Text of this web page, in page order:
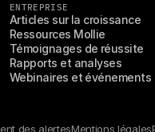
ENTREPRISE
Articles sur la croissance
Ressources Mollie
Témoignages de réussite
Rapports et analyses
Webinaires et événements
des alertesMentions légales